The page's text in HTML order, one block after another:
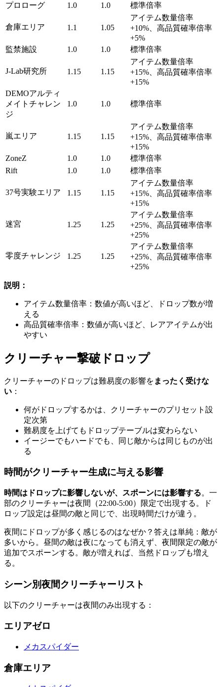
プロローグ
1.0 1.0 標準倍率
倉庫エリア 1.1 1.05
アイテム数量倍率
+10%、高品質確率倍率
+5%
監禁施設
1.0 1.0 標準倍率
J-Lab研究所 1.15 1.15
アイテム数量倍率
+15%、高品質確率倍率
+15%
DEMOアルティ
メイトチャレン
ジ
1.0 1.0 標準倍率
嵐エリア 1.15 1.15
アイテム数量倍率
+15%、高品質確率倍率
+15%
ZoneZ
1.0 1.0
標準倍率
Rift
1.0 1.0 標準倍率
37号実験エリア 1.15 1.15
アイテム数量倍率
+15%、高品質確率倍率
+15%
迷宮 1.25 1.25
アイテム数量倍率
+25%、高品質確率倍率
+25%
零度チャレンジ 1.25 1.25
アイテム数量倍率
+25%、高品質確率倍率
+25%
説明：
アイテム数量倍率：数値が高いほど、ドロップ数が増
える
高品質確率倍率：数値が高いほど、レアアイテムが出
やすい
クリーチャー撃破ドロップ
クリーチャーのドロップは難易度の影響を まったく受けな
い ：
何がドロップするかは、クリーチャーのプリセット設
定次第
難易度を上げてもドロップテーブルは変わらない
イージーでもハードでも、同じ敵からは同じものが出
る
時間がクリーチャー生成に与える影響
時間はドロップに影響しないが、スポーンには影響する。一
部のクリーチャーは夜間（22:00-5:00）限定で出現する。ド
ロップ設定は昼間の敵と同じで、出現時間だけが違う。
夜間にドロップが多く感じるのはなぜか？答えは単純：敵が
多いから。昼間の敵は夜になっても消えず、夜間限定の敵が
追加でスポーンする。敵が増えれば、当然ドロップも増え
る。
シーン別夜間クリーチャーリスト
以下のクリーチャーは夜間のみ出現する：
エリアゼロ
メカスパイダー
倉庫エリア